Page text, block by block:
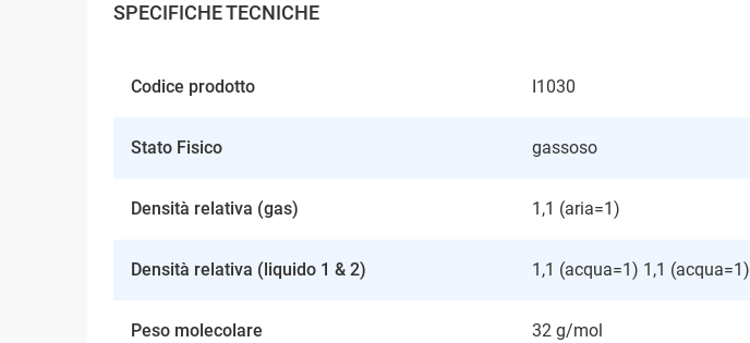
SPECIFICHE TECNICHE
Codice prodotto I1030
Stato Fisico gassoso
Densità relativa (gas) 1,1 (aria=1)
Densità relativa (liquido 1 & 2) 1,1 (acqua=1) 1,1 (acqua=1)
Peso molecolare 32 g/mol